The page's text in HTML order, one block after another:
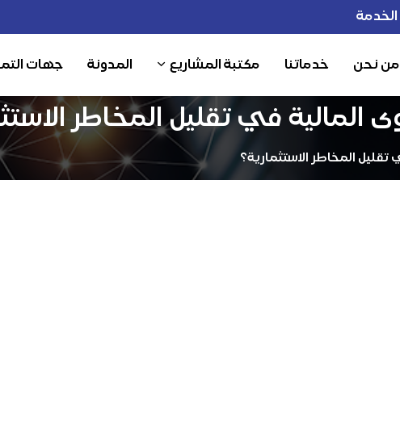
من نحن خدماتنا مكتبة المشاريع المدونة جهات
في تقليل المخاطر
المخاطر الاستثمارية؟